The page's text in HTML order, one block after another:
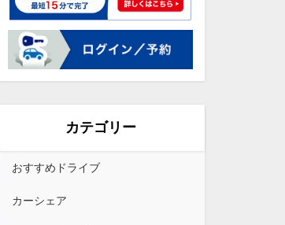
カテゴリー
おすすめドライブ
カーシェア